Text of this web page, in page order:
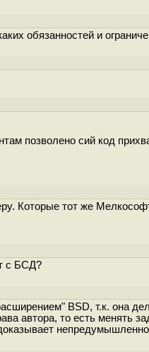
обязанностей и
позволено сий код
Которые тот же
с БСД?
BSD, т.к. она
автора, то есть менять